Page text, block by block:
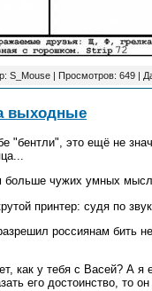
S_Mouse | Просмотров: 649 |
выходные
"бентли", это ещё не
больше чужих умных
принтер: судя по
россиянам бить
как у тебя с Васей? А
его достоинство, то